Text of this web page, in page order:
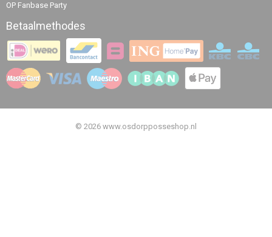
OP Fanbase Party
Betaalmethodes
© 2026 www.osdorpposseshop.nl